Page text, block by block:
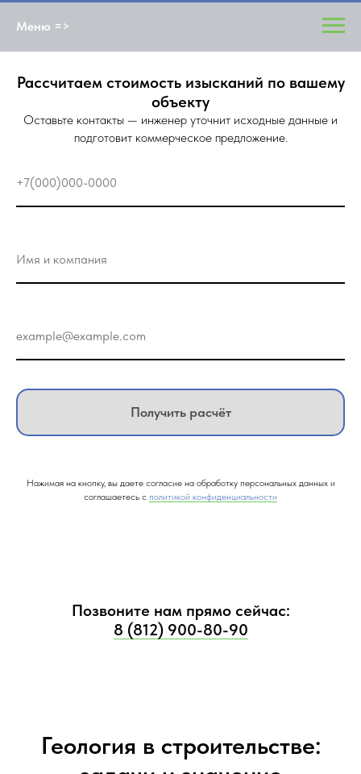
Меню =>
Рассчитаем стоимость изысканий по вашему
объекту
Оставьте контакты — инженер уточнит исходные данные и
подготовит коммерческое предложение.
Получить расчёт
Нажимая на кнопку, вы даете согласие на обработку персональных данных и
соглашаетесь c политикой конфиденциальности
Позвоните нам прямо сейчас:
8 (812) 900-80-90
Геология в строительстве: